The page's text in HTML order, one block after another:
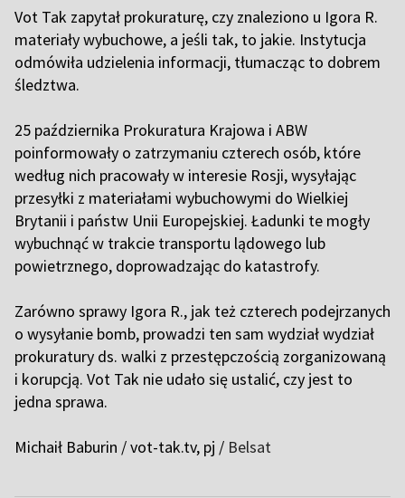
Vot Tak zapytał prokuraturę, czy znaleziono u Igora R.
materiały wybuchowe, a jeśli tak, to jakie. Instytucja
odmówiła udzielenia informacji, tłumacząc to dobrem
śledztwa.
25 października Prokuratura Krajowa i ABW
poinformowały o zatrzymaniu czterech osób, które
według nich pracowały w interesie Rosji, wysyłając
przesyłki z materiałami wybuchowymi do Wielkiej
Brytanii i państw Unii Europejskiej. Ładunki te mogły
wybuchnąć w trakcie transportu lądowego lub
powietrznego, doprowadzając do katastrofy.
Zarówno sprawy Igora R., jak też czterech podejrzanych
o wysyłanie bomb, prowadzi ten sam wydział wydział
prokuratury ds. walki z przestępczością zorganizowaną
i korupcją. Vot Tak nie udało się ustalić, czy jest to
jedna sprawa.
Michaił Baburin /vot-tak.tv, pj / Belsat